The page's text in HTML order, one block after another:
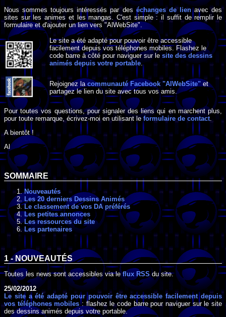
Nous sommes toujours intéressés par des échanges de lienavec des
sites sur les animes et les mangas. C'est simple : il suffit de remplir le
formulaire et d'ajouter un lien vers "AlWebSite".
Le site a été adapté pour pouvoir être accessible
facilement depuis vos téléphones mobiles. Flashez le
code barre à côté pour naviguer sur le site des dessins
animés depuis votre portable.
Rejoignez la communauté Facebook "AlWebSite" et
partagez le lien du site avec tous vos amis.
Pour toutes vos questions, pour signaler des liens qui en marchent plus,
pour toute remarque, écrivez-moi en utilisant leformulaire de contact.
A bientôt !
Al
SOMMAIRE
Nouveautés
Les 20 derniers Dessins Animés
Le classement de vos DA préférés
Les petites annonces
Les ressources du site
Les partenaires
1 - NOUVEAUTÉS
Toutes les news sont accessibles via leflux RSSdu site.
25/02/2012
Le site a été adapté pour pouvoir être accessible facilement depuis
vos téléphones mobiles: flashez le code barre pour naviguer sur le site
des dessins animés depuis votre portable.